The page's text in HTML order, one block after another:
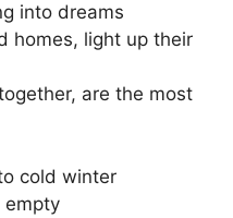
into dreams
homes, light up their
are the most
cold winter
empty